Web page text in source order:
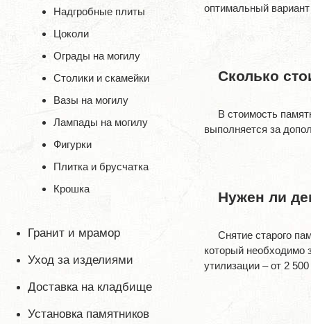
Надгробные плиты
Цоколи
Ограды на могилу
Столики и скамейки
Вазы на могилу
Лампады на могилу
Фигурки
Плитка и брусчатка
Крошка
Гранит и мрамор
Уход за изделиями
Доставка на кладбище
Установка памятников
оптимальный
Сколько
В стоимость
выполняется за
Нужен ли
Снятие старого
который необходимо
утилизации – от 2